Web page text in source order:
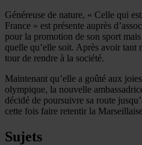
Généreuse de nature, « Celle qui
France » est présente auprès
pour la promotion de son sport
quelle qu’elle soit. Après avoir tant
tour de rendre à la société.
Maintenant qu’elle a goûté aux
olympique, la nouvelle
décidé de poursuivre sa route
cette fois faire retentir la
Sujets